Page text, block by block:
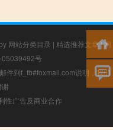
网站分类目录 | 精选推荐文章|网
05039492号
件到f_fb#foxmail.com说明，我们
性广告及商业合作